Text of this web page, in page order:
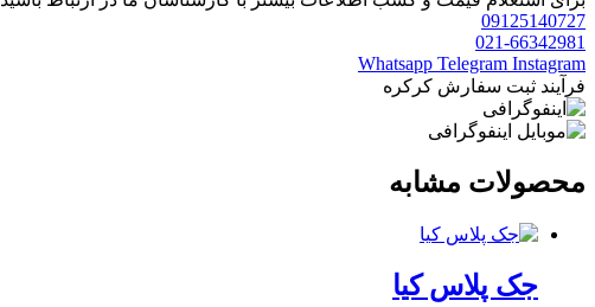
09125140727
021-66342981
Whatsapp Telegram Instagram
فرآیند ثبت سفارش کرکره
محصولات مشابه
جک پلاس کیا